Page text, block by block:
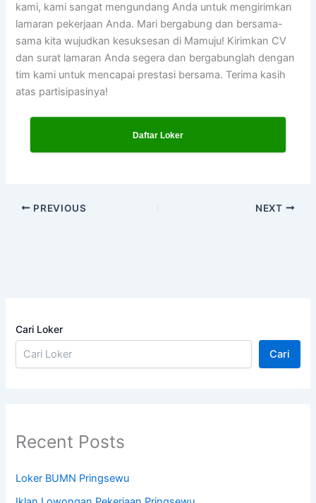
kami, kami sangat mengundang Anda untuk mengirimkan
lamaran pekerjaan Anda. Mari bergabung dan bersama-
sama kita wujudkan kesuksesan di Mamuju! Kirimkan CV
dan surat lamaran Anda segera dan bergabunglah dengan
tim kami untuk mencapai prestasi bersama. Terima kasih
atas partisipasinya!
Daftar Loker
PREVIOUS NEXT
Cari Loker
Cari
Recent Posts
Loker BUMN Pringsewu